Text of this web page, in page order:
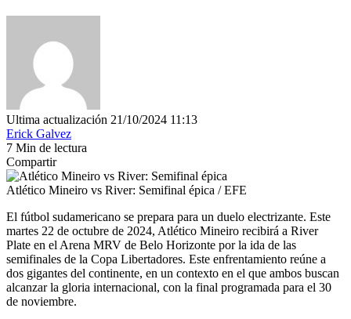
Ultima actualización 21/10/2024 11:13
Erick Galvez
7 Min de lectura
Compartir
Atlético Mineiro vs River: Semifinal épica / EFE
El fútbol sudamericano se prepara para un duelo electrizante. Este
martes 22 de octubre de 2024, Atlético Mineiro recibirá a River
Plate en el Arena MRV de Belo Horizonte por la ida de las
semifinales de la Copa Libertadores. Este enfrentamiento reúne a
dos gigantes del continente, en un contexto en el que ambos buscan
alcanzar la gloria internacional, con la final programada para el 30
de noviembre.